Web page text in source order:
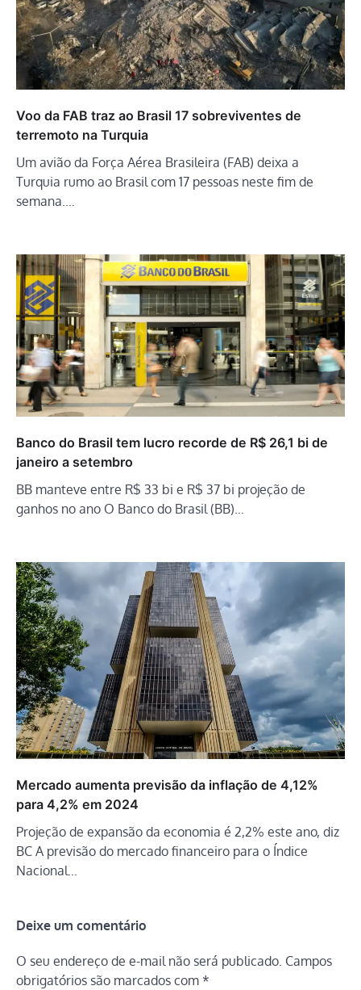
Voo da FAB traz ao Brasil 17 sobreviventes de
terremoto na Turquia
Um avião da Força Aérea Brasileira (FAB) deixa a
Turquia rumo ao Brasil com 17 pessoas neste fim de
semana.…
Banco do Brasil tem lucro recorde de R$ 26,1 bi de
janeiro a setembro
BB manteve entre R$ 33 bi e R$ 37 bi projeção de
ganhos no ano O Banco do Brasil (BB)…
Mercado aumenta previsão da inflação de 4,12%
para 4,2% em 2024
Projeção de expansão da economia é 2,2% este ano, diz
BC A previsão do mercado financeiro para o Índice
Nacional…
Deixe um comentário
O seu endereço de e-mail não será publicado. Campos
obrigatórios são marcados com *